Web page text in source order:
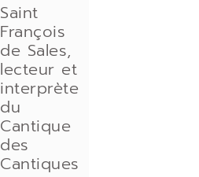
Saint
François
de Sales,
lecteur et
interprète
du
Cantique
des
Cantiques